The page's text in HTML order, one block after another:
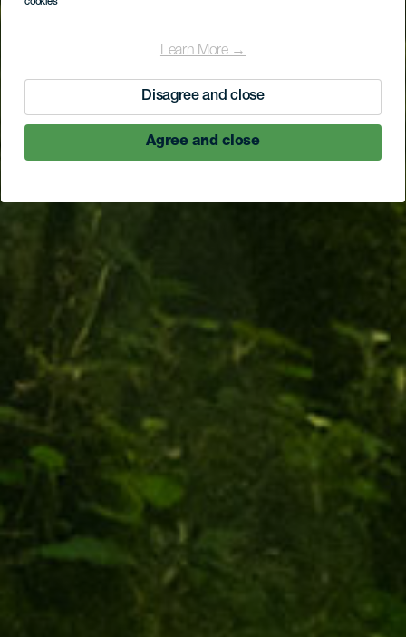
Learn More →
Disagree and close
Agree and close